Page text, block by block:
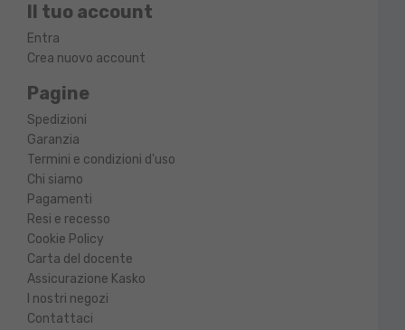
Il tuo account
Entra
Crea nuovo account
Pagine
Spedizioni
Garanzia
Termini e condizioni d'uso
Chi siamo
Pagamenti
Resi e recesso
Cookie Policy
Carta del docente
Assicurazione Kasko
I nostri negozi
Contattaci